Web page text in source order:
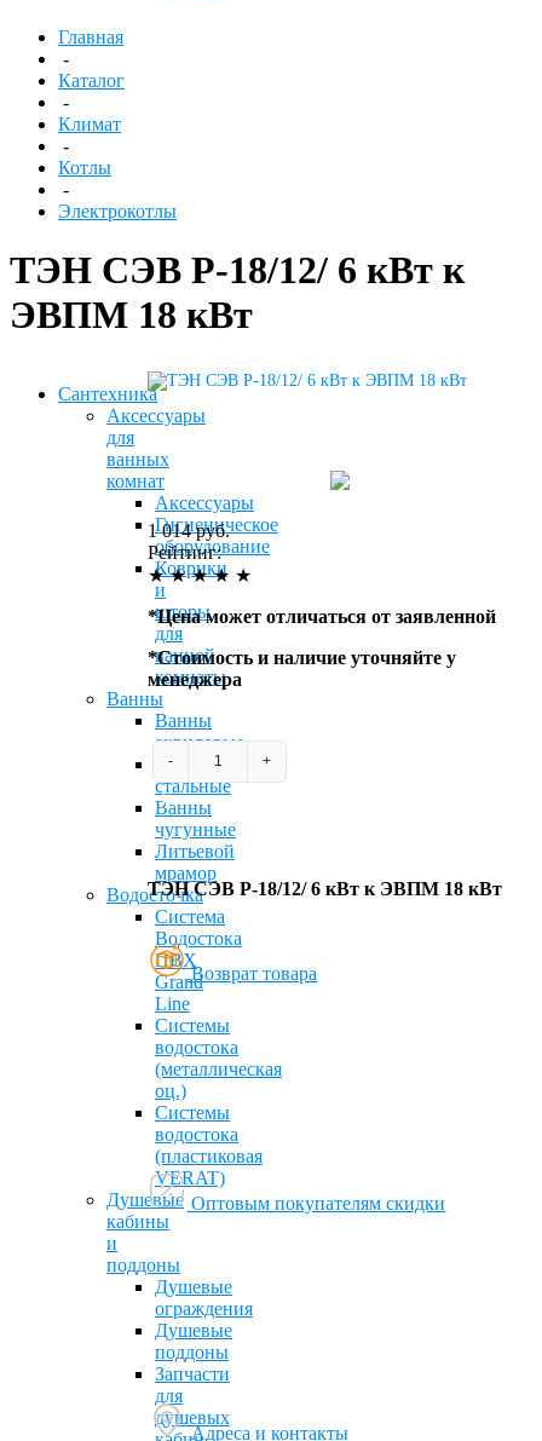
Главная
-
Каталог
-
Климат
-
Котлы
-
Электрокотлы
ТЭН СЭВ Р-18/12/ 6 кВт к
ЭВПМ 18 кВт
Сантехника
Аксессуары
для
ванных
комнат
Аксессуары
Гигиеническое
оборудование
Коврики
и
шторы
для
ванной
комнаты
Ванны
Ванны
акриловые
Ванны
стальные
Ванны
чугунные
Литьевой
мрамор
Водосточка
Система
Водостока
ПВХ
Grand
Line
Системы
водостока
(металлическая
оц.)
Системы
водостока
(пластиковая
VERAT)
Душевые
кабины
и
поддоны
Душевые
ограждения
Душевые
поддоны
Запчасти
для
душевых
1 014 руб.
Рейтинг:
★ ★ ★ ★ ★
*Цена может отличаться от заявленной
*Стоимость и наличие уточняйте у
менеджера
- +
Купить
ТЭН СЭВ Р-18/12/ 6 кВт к ЭВПМ 18 кВт
Возврат товара
Оптовым покупателям скидки
Адреса и контакты